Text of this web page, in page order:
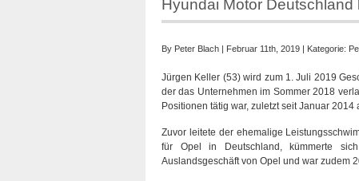
Hyundai Motor
By Peter Blach | Februar 11th, 2019 | Kategorie:
Jürgen Keller (53) wird zum 1. Juli 2019
der das Unternehmen im Sommer 2018
Positionen tätig war, zuletzt seit Januar
Zuvor leitete der ehemalige
für Opel in Deutschland, kümmerte
Auslandsgeschäft von Opel und war zudem